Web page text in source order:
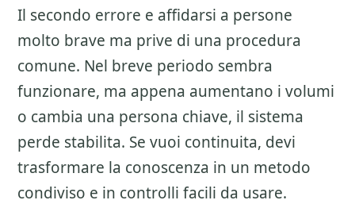
Il secondo errore e affidarsi a persone
molto brave ma prive di una procedura
comune. Nel breve periodo sembra
funzionare, ma appena aumentano i volumi
o cambia una persona chiave, il sistema
perde stabilita. Se vuoi continuita, devi
trasformare la conoscenza in un metodo
condiviso e in controlli facili da usare.